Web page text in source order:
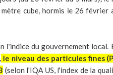
cube, hormis le 26 février
l'indice du gouvernement local.
le niveau des particules fines
(selon l'IQA US, l'index de la